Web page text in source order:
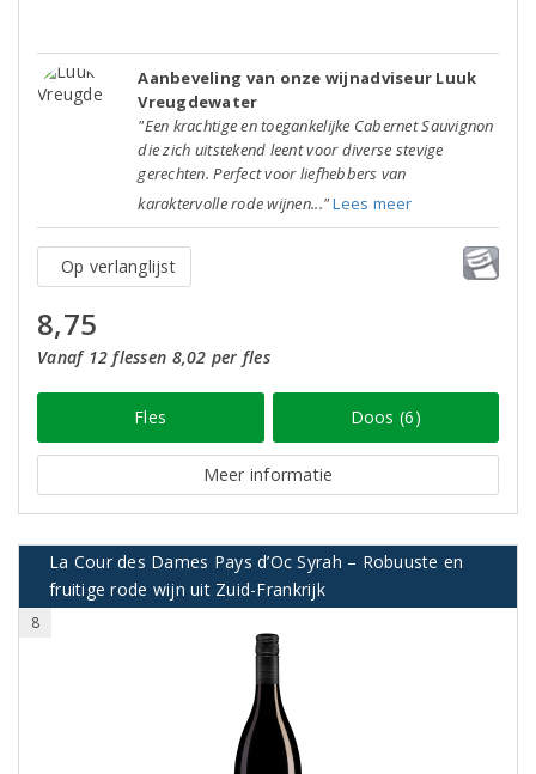
Aanbeveling van onze wijnadviseur Luuk
Vreugdewater
"Een krachtige en toegankelijke Cabernet Sauvignon
die zich uitstekend leent voor diverse stevige
gerechten. Perfect voor liefhebbers van
karaktervolle rode wijnen..."Lees meer
Op verlanglijst
8,75
Vanaf 12 flessen 8,02 per fles
Fles Doos (6)
Meer informatie
La Cour des Dames Pays d’Oc Syrah – Robuuste en
fruitige rode wijn uit Zuid-Frankrijk
8